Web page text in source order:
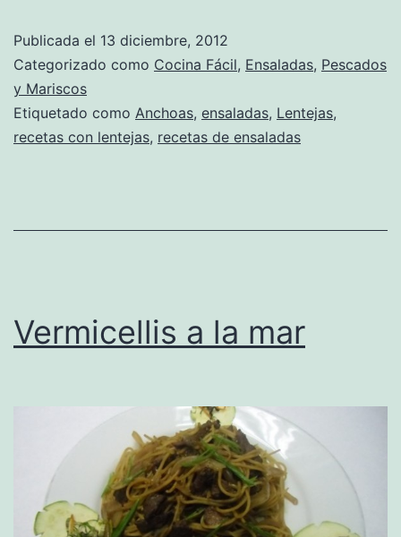
Publicada el 13 diciembre, 2012
Categorizado como Cocina Fácil, Ensaladas, Pescados
y Mariscos
Etiquetado como Anchoas, ensaladas, Lentejas,
recetas con lentejas, recetas de ensaladas
Vermicellis a la mar